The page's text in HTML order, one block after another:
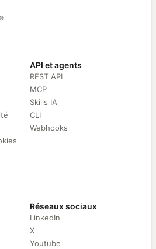
API et agents
REST API
MCP
Skills IA
CLI
Webhooks
Réseaux sociaux
LinkedIn
X
Youtube